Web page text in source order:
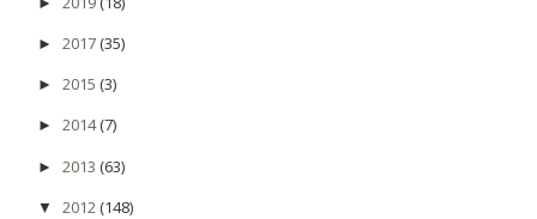
► 2017(35)
► 2015 (3)
► 2014(7)
► 2013 (63)
▼ 2012(148)